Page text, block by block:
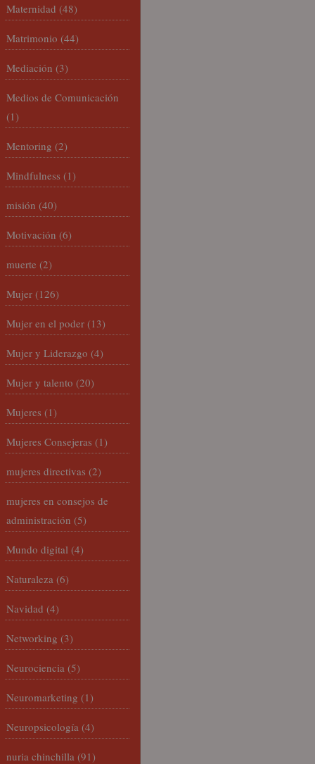
Maternidad (48)
Matrimonio (44)
Mediación (3)
Medios de Comunicación
(1)
Mentoring (2)
Mindfulness (1)
misión (40)
Motivación (6)
muerte (2)
Mujer (126)
Mujer en el poder (13)
Mujer y Liderazgo (4)
Mujer y talento (20)
Mujeres (1)
Mujeres Consejeras (1)
mujeres directivas (2)
mujeres en consejos de
administración (5)
Mundo digital (4)
Naturaleza (6)
Navidad (4)
Networking (3)
Neurociencia (5)
Neuromarketing (1)
Neuropsicología (4)
nuria chinchilla (91)